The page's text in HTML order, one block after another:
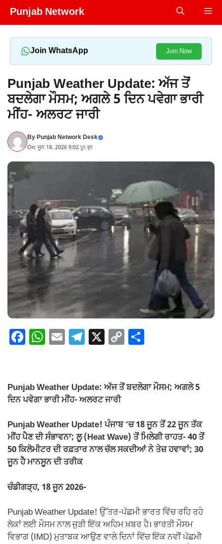
Skip
Punjab Network
Join WhatsApp Join Now
Punjab Weather Update: ਅੱਜ ਤੋਂ
ਬਦਲੇਗਾ ਮੌਸਮ; ਅਗਲੇ 5 ਦਿਨ ਪਵੇਗਾ ਭਾਰੀ
ਮੀਂਹ- ਅਲਰਟ ਜਾਰੀ
ByPunjab Network Desk
On: ਜੂਨ 18, 2026 9:02 ਪੂਃ ਦੁਃ
F
e
b
o
o
k
W
s
A
p
E T
gr
a
m
X C
y
n
k
e
Punjab Weather Update: ਅੱਜ ਤੋਂ ਬਦਲੇਗਾ ਮੌਸਮ; ਅਗਲੇ 5
ਦਿਨ ਪਵੇਗਾ ਭਾਰੀ ਮੀਂਹ- ਅਲਰਟ ਜਾਰੀ
Punjab Weather Update! ਪੰਜਾਬ ‘ਚ 18 ਜੂਨ ਤੋਂ 22 ਜੂਨ ਤੱਕ
ਮੀਂਹ ਪੈਣ ਦੀ ਸੰਭਾਵਨਾ; ਲੂ (Heat Wave) ਤੋਂ ਮਿਲੇਗੀ ਰਾਹਤ- 40 ਤੋਂ
50 ਕਿਲੋਮੀਟਰ ਦੀ ਰਫ਼ਤਾਰ ਨਾਲ ਚੱਲ ਸਕਦੀਆਂ ਨੇ ਤੇਜ਼ ਹਵਾਵਾਂ; 30
ਜੂਨ ਹੈ ਮਾਨਸੂਨ ਦੀ ਤਰੀਕ
ਚੰਡੀਗੜ੍ਹ, 18 ਜੂਨ 2026-
Punjab Weather Update! ਉੱਤਰ-ਪੱਛਮੀ ਭਾਰਤ ਵਿੱਚ ਰਹਿ ਰਹੇ
ਲੋਕਾਂ ਲਈ ਮੌਸਮ ਨਾਲ ਜੁੜੀ ਇੱਕ ਅਹਿਮ ਖ਼ਬਰ ਹੈ। ਭਾਰਤੀ ਮੌਸਮ
ਵਿਭਾਗ (IMD) ਮੁਤਾਬਕ ਆਉਣ ਵਾਲੇ ਦਿਨਾਂ ਵਿੱਚ ਇੱਕ ਨਵੀਂ ਪੱਛਮੀ